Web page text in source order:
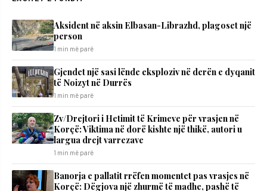
Aksident në aksin Elbasan-Librazhd, plagoset një
person
1 min më parë
Gjendet një sasi lënde eksploziv në derën e dyqanit
të Noizyt në Durrës
1 min më parë
Zv/Drejtori i Hetimit të Krimeve për vrasjen në
Korçë: Viktima në dorë kishte një thikë, autori u
largua drejt varrezave
1 min më parë
Banorja e pallatit rrëfen momentet pas vrasjes në
Korçë: Dëgjova një zhurmë të madhe, pashë të